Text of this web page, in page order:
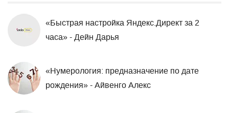
«Быстрая настройка Яндекс.Директ за 2
часа» - Дейн Дарья
«Нумерология: предназначение по дате
рождения» - Айвенго Алекс